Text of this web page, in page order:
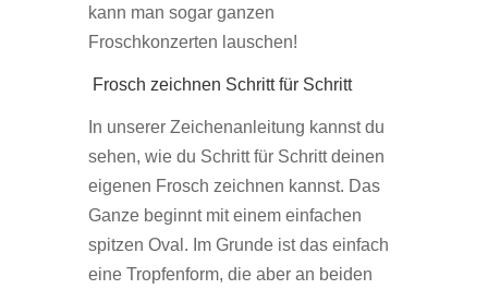
kann man sogar ganzen
Froschkonzerten lauschen!
Frosch zeichnen Schritt für Schritt
In unserer Zeichenanleitung kannst du
sehen, wie du Schritt für Schritt deinen
eigenen Frosch zeichnen kannst. Das
Ganze beginnt mit einem einfachen
spitzen Oval. Im Grunde ist das einfach
eine Tropfenform, die aber an beiden